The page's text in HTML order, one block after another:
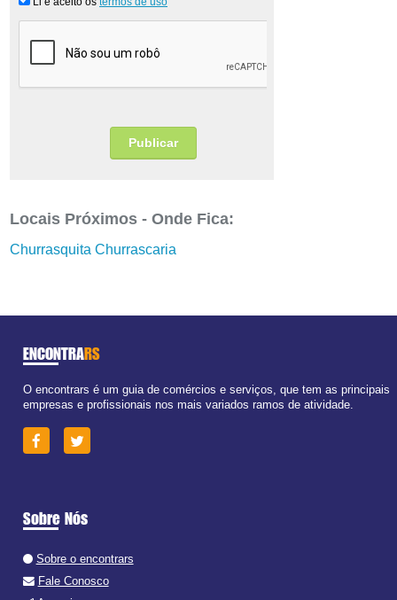
Locais Próximos - Onde Fica:
Churrasquita Churrascaria
ENCONTRARS
O encontrars é um guia de comércios e serviços, que tem as principais
empresas e profissionais nos mais variados ramos de atividade.
Sobre Nós
Sobre o encontrars
Fale Conosco